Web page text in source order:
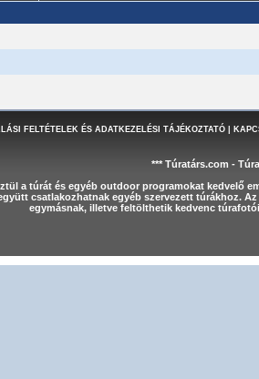
FELTÉTELEK ÉS ADATKEZELÉSI TÁJÉKOZTATÓ|
*** Túratárs.com -
a túrát és egyéb outdoor programokat kedvelő
csatlakozhatnak egyéb szervezett túrákhoz.
egymásnak, illetve feltölthetik kedvenc